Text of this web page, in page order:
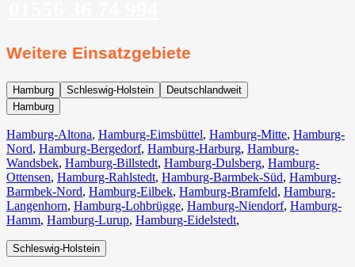
Weitere Einsatzgebiete
Hamburg Schleswig-Holstein
Deutschlandweit
Hamburg
Hamburg-Altona, Hamburg-Eimsbüttel, Hamburg-Mitte, Hamburg-
Nord, Hamburg-Bergedorf, Hamburg-Harburg, Hamburg-
Wandsbek, Hamburg-Billstedt, Hamburg-Dulsberg, Hamburg-
Ottensen, Hamburg-Rahlstedt, Hamburg-Barmbek-Süd, Hamburg-
Barmbek-Nord, Hamburg-Eilbek, Hamburg-Bramfeld, Hamburg-
Langenhorn, Hamburg-Lohbrügge, Hamburg-Niendorf, Hamburg-
Hamm, Hamburg-Lurup, Hamburg-Eidelstedt,
Schleswig-Holstein